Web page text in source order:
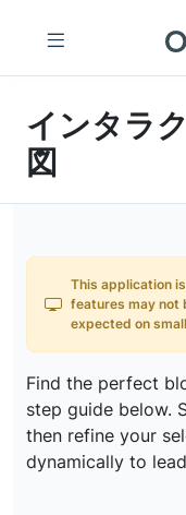
インタラ
図
This application
features may not
expected on
Find the perfect
step guide below.
then refine your
dynamically to